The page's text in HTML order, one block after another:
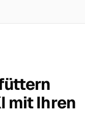
mit Ihren